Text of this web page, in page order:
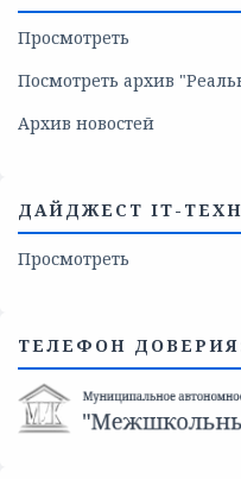
Просмотреть
Посмотреть архив
Архив новостей
ДАЙДЖЕСТ IT-
Просмотреть
ТЕЛЕФОН ДОВЕРИЯ: